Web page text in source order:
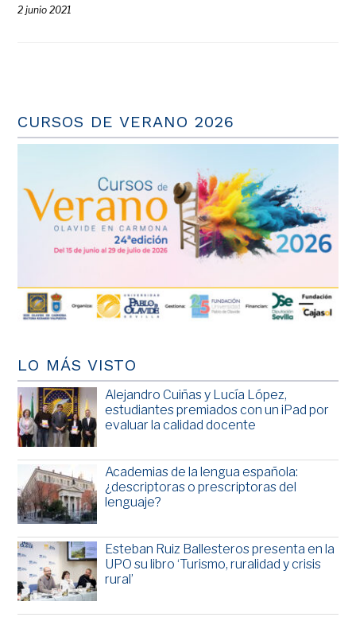
2 junio 2021
CURSOS DE VERANO 2026
LO MÁS VISTO
Alejandro Cuiñas y Lucía López,
estudiantes premiados con un iPad por
evaluar la calidad docente
Academias de la lengua española:
¿descriptoras o prescriptoras del
lenguaje?
Esteban Ruiz Ballesteros presenta en la
UPO su libro ‘Turismo, ruralidad y crisis
rural’